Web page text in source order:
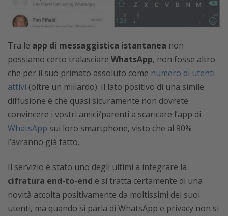
Tra le app di messaggistica istantanea non
possiamo certo tralasciare WhatsApp, non fosse altro
che per il suo primato assoluto come numero di utenti
attivi (oltre un miliardo). Il lato positivo di una simile
diffusione è che quasi sicuramente non dovrete
convincere i vostri amici/parenti a scaricare l’app di
WhatsApp sui loro smartphone, visto che al 90%
l’avranno già fatto.
Il servizio è stato uno degli ultimi a integrare la
cifratura end-to-end e si tratta certamente di una
novità accolta positivamente da moltissimi dei suoi
utenti, ma quando si parla di WhatsApp e privacy non si